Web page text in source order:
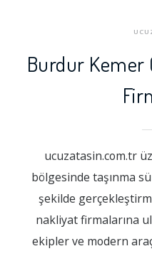
Burdur Kemer
ucuzatasin.com.tr
bölgesinde taşınma
şekilde
nakliyat firmalarına
ekipler ve modern